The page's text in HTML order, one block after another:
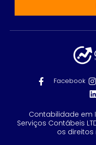
Facebook
Contabilidade em
Serviços Contábeis
os